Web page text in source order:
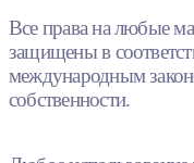
Все права на любые
защищены в
международным
собственности.